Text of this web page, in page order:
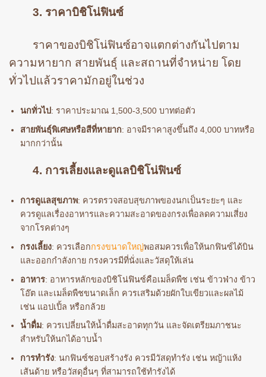
3. ราคาบิชิโน่ฟินซ์
ราคาของบิชิโน่ฟินซ์อาจแตกต่างกันไปตาม
ความหายาก สายพันธุ์ และสถานที่จำหน่าย โดย
ทั่วไปแล้วราคามักอยู่ในช่วง
นกทั่วไป: ราคาประมาณ 1,500-3,500 บาทต่อตัว
สายพันธุ์พิเศษหรือสีที่หายาก: อาจมีราคาสูงขึ้นถึง 4,000 บาทหรือ
มากกว่านั้น
4. การเลี้ยงและดูแลบิชิโน่ฟินซ์
การดูแลสุขภาพ: ควรตรวจสอบสุขภาพของนกเป็นระยะๆ และ
ควรดูแลเรื่องอาหารและความสะอาดของกรงเพื่อลดความเสี่ยง
จากโรคต่างๆ
กรงเลี้ยง: ควรเลือกกรงขนาดใหญ่พอสมควรเพื่อให้นกฟินซ์ได้บิน
และออกกำลังกาย กรงควรมีที่นั่งและวัสดุให้เล่น
อาหาร: อาหารหลักของบิชิโน่ฟินซ์คือเมล็ดพืช เช่น ข้าวฟ่าง ข้าว
โอ๊ต และเมล็ดพืชขนาดเล็ก ควรเสริมด้วยผักใบเขียวและผลไม้
เช่น แอปเปิ้ล หรือกล้วย
น้ำดื่ม: ควรเปลี่ยนให้น้ำดื่มสะอาดทุกวัน และจัดเตรียมภาชนะ
สำหรับให้นกได้อาบน้ำ
การทำรัง: นกฟินซ์ชอบสร้างรัง ควรมีวัสดุทำรัง เช่น หญ้าแห้ง
เส้นด้าย หรือวัสดุอื่นๆ ที่สามารถใช้ทำรังได้